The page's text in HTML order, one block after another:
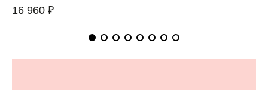
16 960 ₽